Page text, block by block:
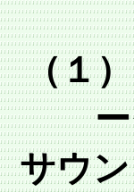
（１
サウ